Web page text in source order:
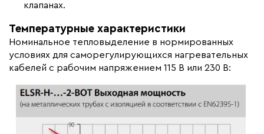
клапанах.
Температурные характеристики
Номинальное тепловыделение в нормированных
условиях для саморегулирующихся нагревательных
кабелей с рабочим напряжением 115 В или 230 В: